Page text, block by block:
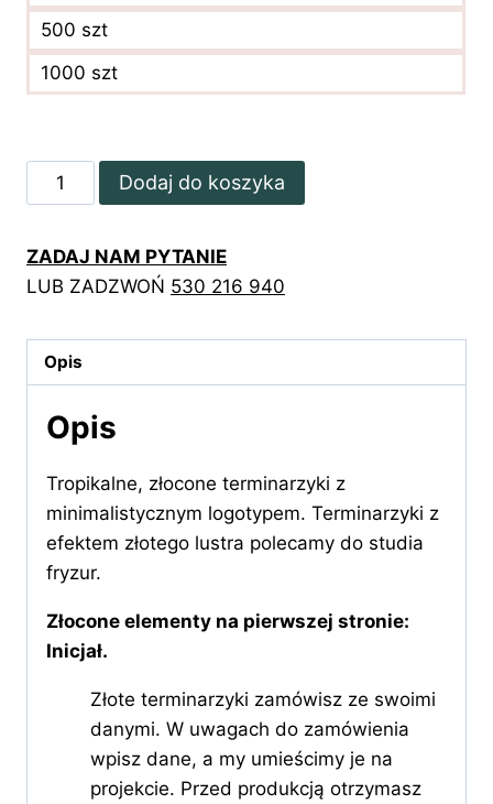
500 szt
1000 szt
ilość
Złocone
z
botanicznym
Dodaj do koszyka
ZADAJ NAM PYTANIE
LUB ZADZWOŃ 530 216 940
Opis
Opis
Tropikalne, złocone terminarzyki z
minimalistycznym logotypem. Terminarzyki z
efektem złotego lustra polecamy do studia
fryzur.
Złocone elementy na pierwszej stronie:
Inicjał.
Złote terminarzyki zamówisz ze swoimi
danymi. W uwagach do zamówienia
wpisz dane, a my umieścimy je na
projekcie. Przed produkcją otrzymasz